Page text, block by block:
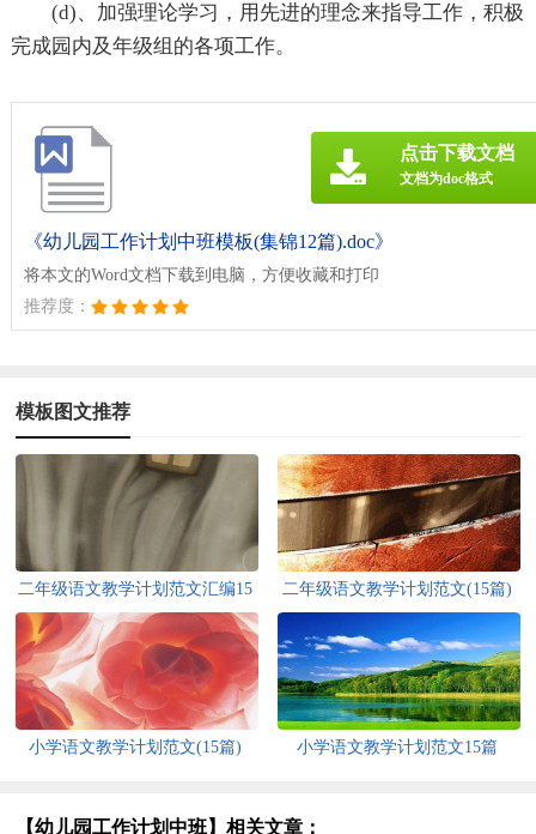
(d)、加强理论学习，用先进的理念来指导工作，积极
完成园内及年级组的各项工作。
《幼儿园工作计划中班模板(集锦12篇).doc》
将本文的Word文档下载到电脑，方便收藏和打印
推荐度：
点击下载文档
文档为doc格式
模板图文推荐
二年级语文教学计划范文汇编15
篇
二年级语文教学计划范文(15篇)
小学语文教学计划范文(15篇) 小学语文教学计划范文15篇
【幼儿园工作计划中班】相关文章：